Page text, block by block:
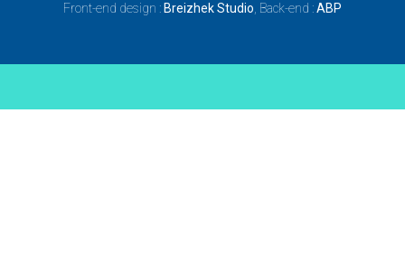
Front-end design : Breizhek Studio , Back-end :ABP